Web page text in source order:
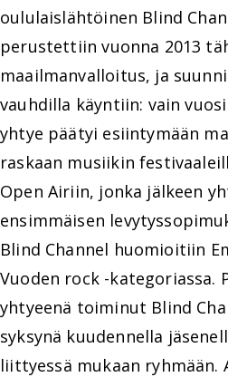
oululaislähtöinen Blind
perustettiin vuonna 2013
maailmanvalloitus, ja
vauhdilla käyntiin: vain
yhtye päätyi esiintymään
raskaan musiikin
Open Airiin, jonka jälkeen
ensimmäisen
Blind Channel huomioitiin
Vuoden rock -kategoriassa.
yhtyeenä toiminut Blind
syksynä kuudennella
liittyessä mukaan ryhmään.